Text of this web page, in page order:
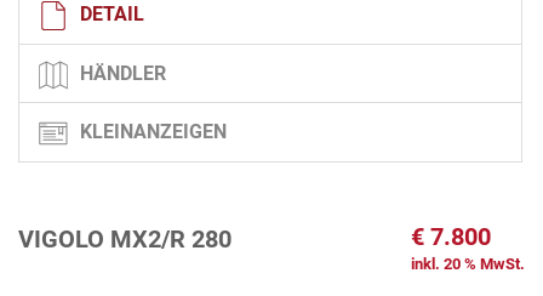
DETAIL
HÄNDLER
KLEINANZEIGEN
VIGOLO MX2/R 280 € 7.800
inkl. 20 % MwSt.